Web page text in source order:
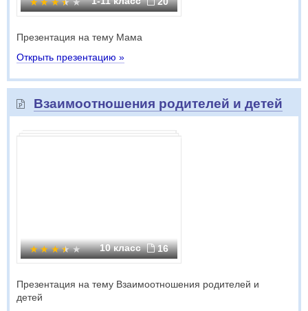
Презентация на тему Мама
Открыть презентацию »
Взаимоотношения родителей и детей
10 класс 16
Презентация на тему Взаимоотношения родителей и
детей